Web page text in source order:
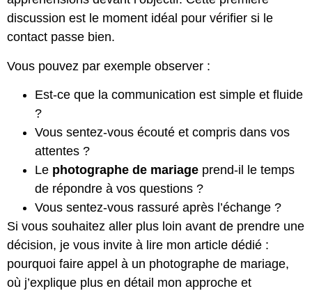
discussion est le moment idéal pour vérifier si le
contact passe bien.
Vous pouvez par exemple observer :
Est-ce que la communication est simple et fluide
?
Vous sentez-vous écouté et compris dans vos
attentes ?
Le photographe de mariage prend-il le temps
de répondre à vos questions ?
Vous sentez-vous rassuré après l’échange ?
Si vous souhaitez aller plus loin avant de prendre une
décision, je vous invite à lire mon article dédié :
pourquoi faire appel à un photographe de mariage,
où j’explique plus en détail mon approche et